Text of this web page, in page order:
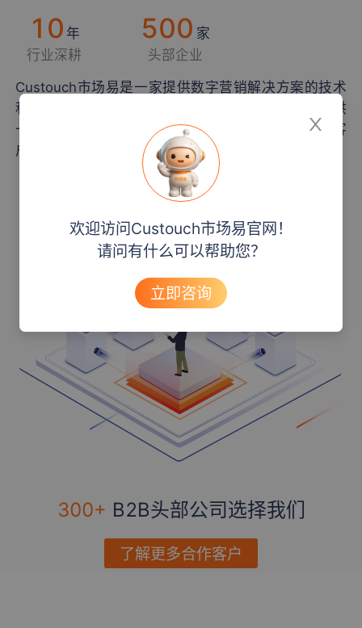
10 年
行业深耕
500 家
头部企业
Custouch市场易是一家提供数字营销解决方案的技术
和服务公司。致力于为B2B企 业的市场营销部门提供
一站式营销管理体系，包含营销内容、活动、线索、客
户和 跨部门业务流程，共同实现高质量增长。
了解更多
300+ B2B头部公司选择我们
了解更多合作客户
欢迎访问Custouch市场易官网！
请问有什么可以帮助您？
立即咨询